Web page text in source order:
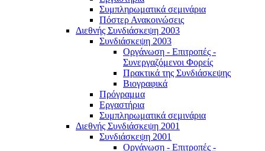
Συμπληρωματικά σεμινάρια
Πόστερ Ανακοινώσεις
Διεθνής Συνδιάσκεψη 2003
Συνδιάσκεψη 2003
Οργάνωση - Επιτροπές -
Συνεργαζόμενοι Φορείς
Πρακτικά της Συνδιάσκεψης
Βιογραφικά
Πρόγραμμα
Εργαστήρια
Συμπληρωματικά σεμινάρια
Διεθνής Συνδιάσκεψη 2001
Συνδιάσκεψη 2001
Οργάνωση - Επιτροπές -